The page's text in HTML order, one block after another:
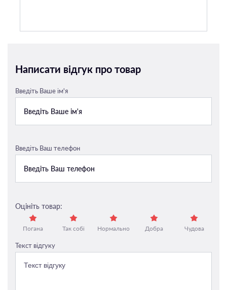
Написати відгук про товар
Введіть Ваше ім'я
Введіть Ваш телефон
Оцініть товар:
Погана Так собі Нормально Добра Чудова
Текст відгуку